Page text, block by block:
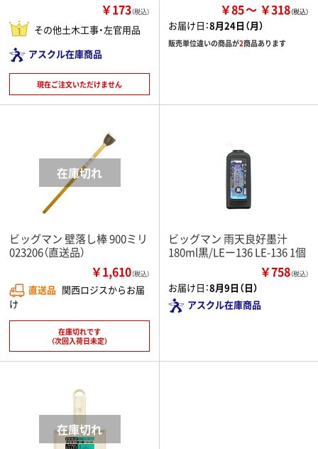
￥173（税込）
その他土木工事・左官用品
アスクル在庫商品
現在ご注文いただけません
￥85 ￥318
お届け日：8月24日（月）
販売単位違いの商品が2商品あります
ビッグマン 壁落し棒 900ミリ
023206（直送品）
￥1,610（税込）
直送品 関西ロジスからお届
け
在庫切れです
（次回入荷日未定）
ビッグマン 雨天良好墨汁
180ml黒/LEー136 LE-136 1個
￥758（税込）
お届け日：8月9日（日）
アスクル在庫商品